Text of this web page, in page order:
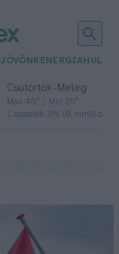
JÖVŐNK ENERGIA
Csütörtök– Meleg
Max 40° / Min 25°
Csapadék: 3% (0 mm)Szél: